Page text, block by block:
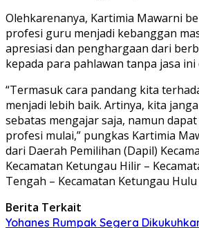
Olehkarenanya, Kartimia Mawarni
profesi guru menjadi kebanggan
apresiasi dan penghargaan dari
kepada para pahlawan tanpa jasa
“Termasuk cara pandang kita
menjadi lebih baik. Artinya, kita
sebatas mengajar saja, namun
profesi mulai,” pungkas Kartimia
dari Daerah Pemilihan (Dapil)
Kecamatan Ketungau Hilir –
Tengah – Kecamatan Ketungau
Berita Terkait
Yohanes Rumpak Segera